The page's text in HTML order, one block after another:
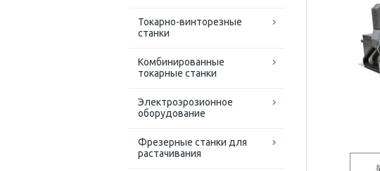
Токарно-винторезные
станки
Комбинированные
токарные станки
Электроэрозионное
оборудование
Фрезерные станки для
растачивания